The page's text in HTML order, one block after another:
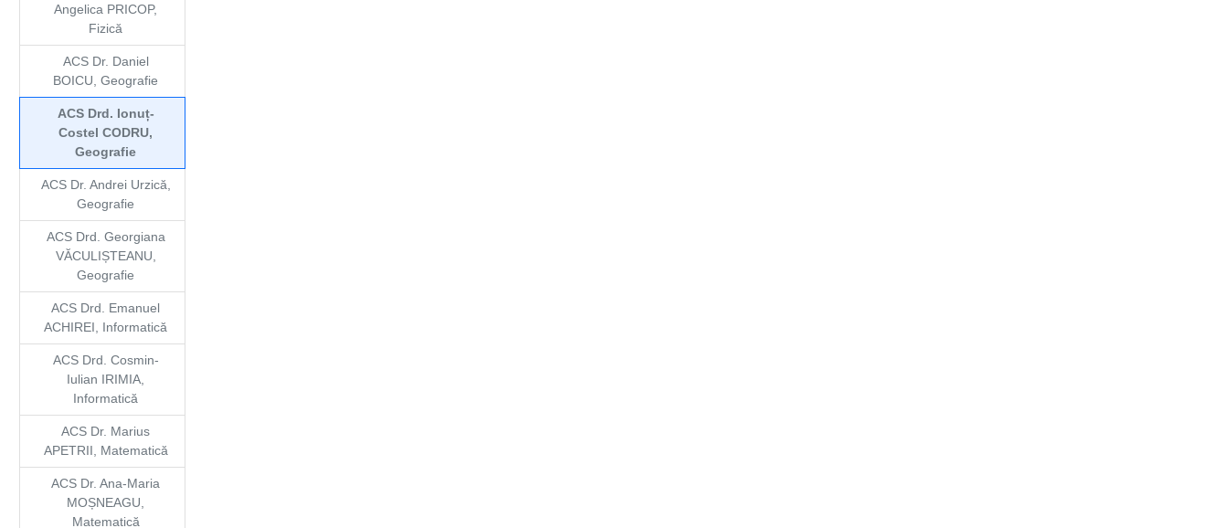
Angelica PRICOP,
Fizică
ACS Dr. Daniel
BOICU, Geografie
ACS Drd. Ionuț-
Costel CODRU,
Geografie
ACS Dr. Andrei Urzică,
Geografie
ACS Drd. Georgiana
VĂCULIȘTEANU,
Geografie
ACS Drd. Emanuel
ACHIREI, Informatică
ACS Drd. Cosmin-
Iulian IRIMIA,
Informatică
ACS Dr. Marius
APETRII, Matematică
ACS Dr. Ana-Maria
MOȘNEAGU,
Matematică